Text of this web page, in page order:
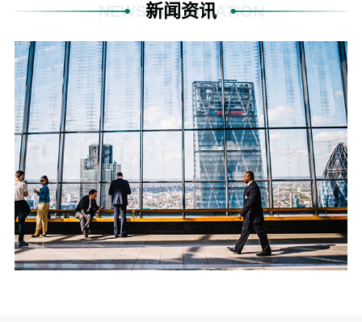
新闻资讯
NEWS INFORMATION